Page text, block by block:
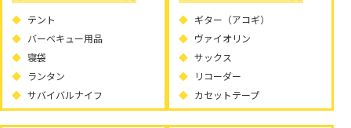
テント
バーベキュー用品
寝袋
ランタン
サバイバルナイフ
ギター（アコギ）
ヴァイオリン
サックス
リコーダー
カセットテープ